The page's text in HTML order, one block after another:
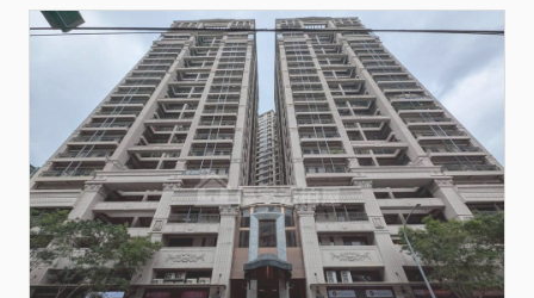
幣：9,890,000元，以總價
最高者得標。
三、保證金新台幣：
1,980,000元。